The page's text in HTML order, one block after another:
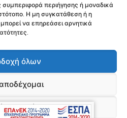
περιήγησης ή μοναδικά
Η μη συγκατάθεση ή η
να επηρεάσει αρνητικά
όλων
προτιμήσεων
5243281 Fax: 210 52 29 726 | Υποκατάστημα
138 Δ, Τ.Κ. 3045, Λεμεσός Κύπρος
Email: if.logothetis@gmail.com,
Reserved | Power by